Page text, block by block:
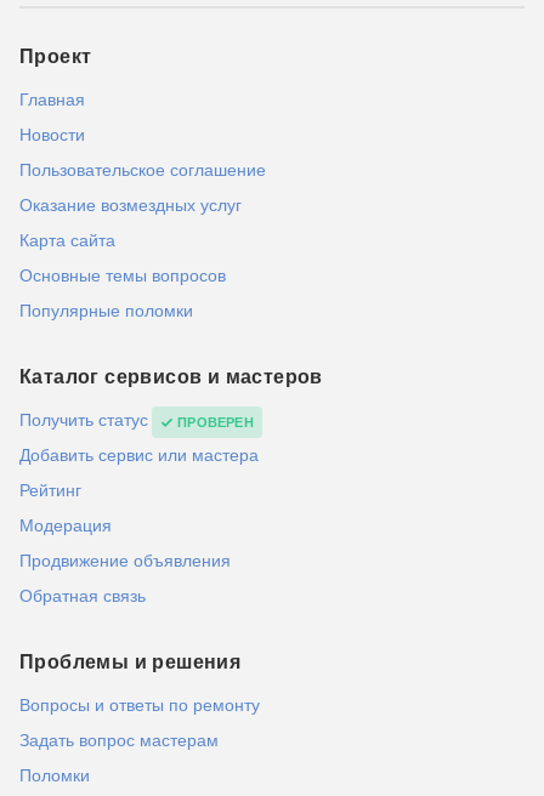
Проект
Главная
Новости
Пользовательское соглашение
Оказание возмездных услуг
Карта сайта
Основные темы вопросов
Популярные поломки
Каталог сервисов и мастеров
Получить статус ПРОВЕРЕН
Добавить сервис или мастера
Рейтинг
Модерация
Продвижение объявления
Обратная связь
Проблемы и решения
Вопросы и ответы по ремонту
Задать вопрос мастерам
Поломки